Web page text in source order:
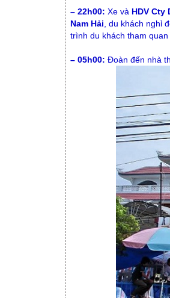
– 22h00: Xe và HDV Cty
Nam Hải , du khách nghỉ
trình du khách tham quan
– 05h00: Đoàn đến nhà